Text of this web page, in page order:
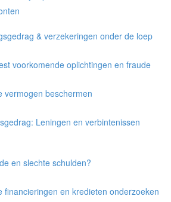
& verzekeringen onder de loep
voorkomende oplichtingen en fraude
vermogen beschermen
Leningen en verbintenissen
en slechte schulden?
financieringen en kredieten onderzoeken